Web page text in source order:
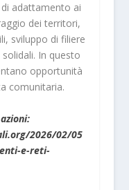
adattamento ai
dei territori,
sviluppo di filiere
In questo
opportunità
comunitaria.
2026/02/05
e-reti-